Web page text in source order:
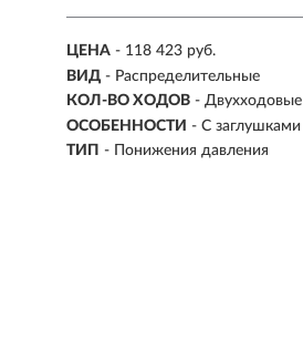
ЦЕНА - 118 423 руб.
ВИД - Распределительные
КОЛ-ВО ХОДОВ - Двухходовые
ОСОБЕННОСТИ - С заглушками
ТИП - Понижения давления